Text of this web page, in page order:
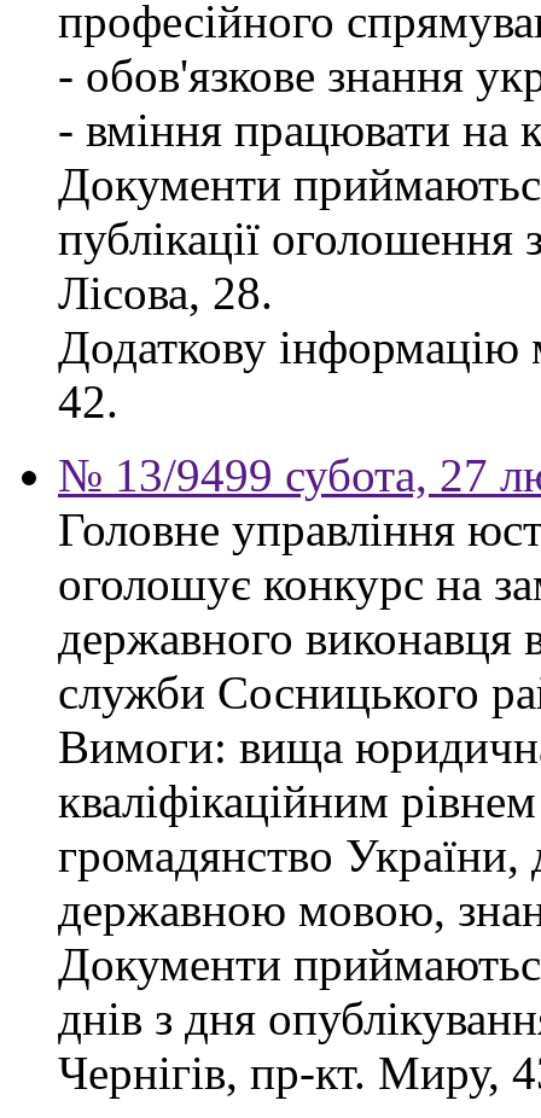
професійного
- обов'язкове знання
- вміння працювати на
Документи
публікації оголошення
Лісова, 28.
Додаткову
42.
№ 13/9499 субота, 27
Головне управління
оголошує конкурс на
державного виконавця
служби Сосницького
Вимоги: вища юридична
кваліфікаційним
громадянство України,
державною мовою,
Документи
днів з дня
Чернігів, пр-кт. Миру,